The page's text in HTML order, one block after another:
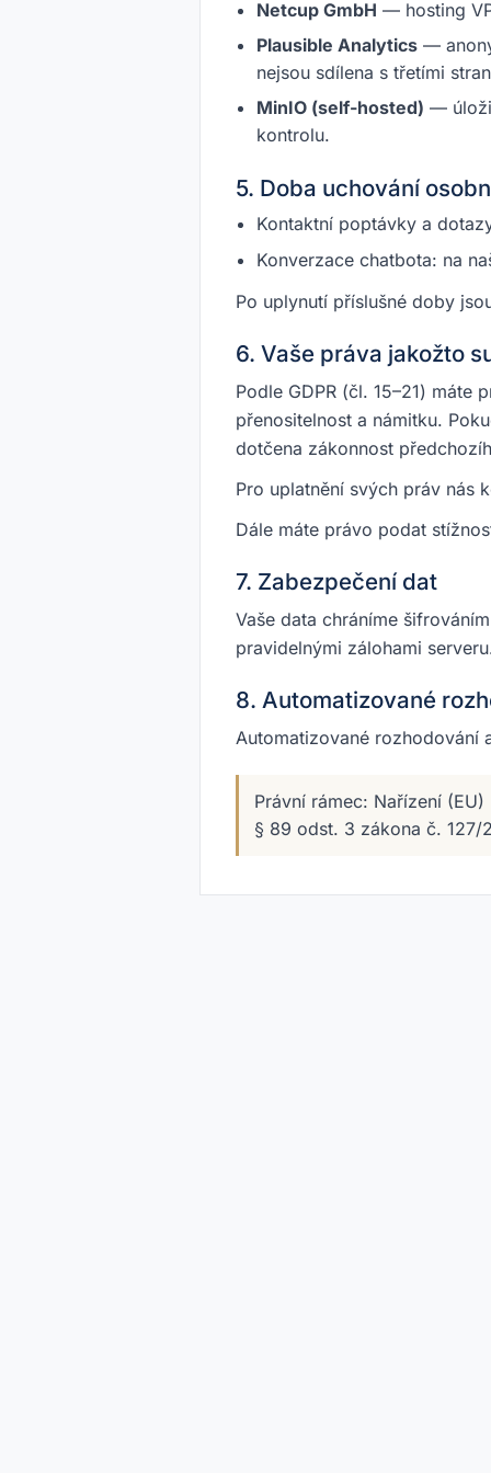
Netcup GmbH — hosting
Plausible Analytics —
nejsou sdílena s třetími
MinIO (self-hosted) —
kontrolu.
5. Doba uchování
Kontaktní poptávky a
Konverzace chatbota: na
Po uplynutí příslušné doby
6. Vaše práva jakožto
Podle GDPR (čl. 15–21)
přenositelnost a námitku.
dotčena zákonnost
Pro uplatnění svých práv nás
Dále máte právo podat
7. Zabezpečení dat
Vaše data chráníme
pravidelnými zálohami
8. Automatizované
Automatizované rozhodování
Právní rámec: Nařízení
§ 89 odst. 3 zákona č.